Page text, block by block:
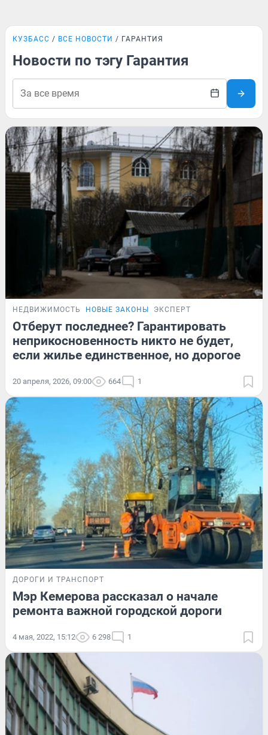
КУЗБАСС ВСЕ НОВОСТИ ГАРАНТИЯ
Новости по тэгу Гарантия
НЕДВИЖИМОСТЬ НОВЫЕ ЗАКОНЫ ЭКСПЕРТ
Отберут последнее? Гарантировать
неприкосновенность никто не будет,
если жилье единственное, но дорогое
20 апреля, 2026, 09:00 664 1
ДОРОГИ И ТРАНСПОРТ
Мэр Кемерова рассказал о начале
ремонта важной городской дороги
4 мая, 2022, 15:12 6 298 1